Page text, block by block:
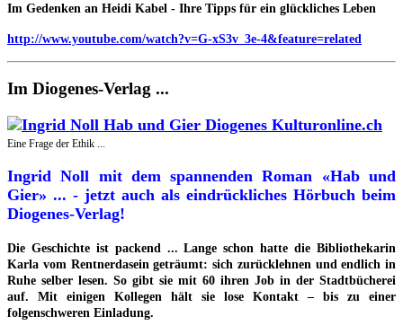
Im Gedenken an Heidi Kabel - Ihre Tipps für ein glückliches Leben
http://www.youtube.com/watch?v=G-xS3v_3e-4&feature=related
Im Diogenes-Verlag ...
Eine Frage der Ethik ...
Ingrid Noll mit dem spannenden Roman «Hab und
Gier» ... - jetzt auch als eindrückliches Hörbuch beim
Diogenes-Verlag!
Die Geschichte ist packend ... Lange schon hatte die Bibliothekarin
Karla vom Rentnerdasein geträumt: sich zurücklehnen und endlich in
Ruhe selber lesen. So gibt sie mit 60 ihren Job in der Stadtbücherei
auf. Mit einigen Kollegen hält sie lose Kontakt – bis zu einer
folgenschweren Einladung.